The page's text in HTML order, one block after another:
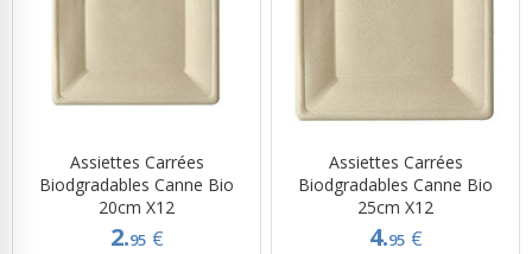
Assiettes Carrées
Biodgradables Canne Bio
20cm X12
2.95 €
Assiettes Carrées
Biodgradables Canne Bio
25cm X12
4.95 €